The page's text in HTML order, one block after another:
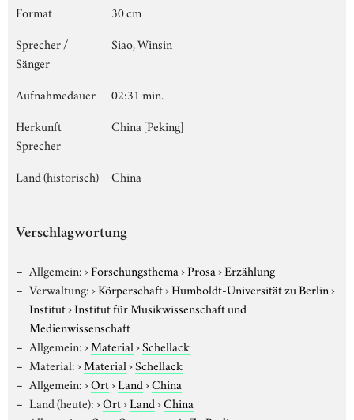
Format
30 cm
Sprecher /
Sänger
Siao, Winsin
Aufnahmedauer
02:31 min.
Herkunft
Sprecher
China [Peking]
Land (historisch) China
Verschlagwortung
Allgemein:›Forschungsthema›Prosa›Erzählung
Verwaltung:›Körperschaft›Humboldt-Universität zu Berlin›
Institut›Institut für Musikwissenschaft und
Medienwissenschaft
Allgemein:›Material›Schellack
Material:›Material›Schellack
Allgemein:›Ort›Land›China
Land (heute):›Ort›Land›China